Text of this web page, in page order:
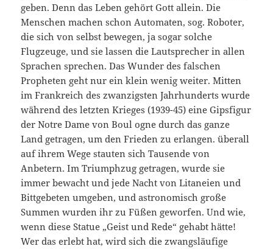
geben. Denn das Leben gehört Gott allein. Die
Menschen machen schon Automaten, sog. Roboter,
die sich von selbst bewegen, ja sogar solche
Flugzeuge, und sie lassen die Lautsprecher in allen
Sprachen sprechen. Das Wunder des falschen
Propheten geht nur ein klein wenig weiter. Mitten
im Frankreich des zwanzigsten Jahrhunderts wurde
während des letzten Krieges (1939-45) eine Gipsfigur
der Notre Dame von Boul ogne durch das ganze
Land getragen, um den Frieden zu erlangen. überall
auf ihrem Wege stauten sich Tausende von
Anbetern. Im Triumphzug getragen, wurde sie
immer bewacht und jede Nacht von Litaneien und
Bittgebeten umgeben, und astronomisch große
Summen wurden ihr zu Füßen geworfen. Und wie,
wenn diese Statue „Geist und Rede“ gehabt hätte!
Wer das erlebt hat, wird sich die zwangsläufige